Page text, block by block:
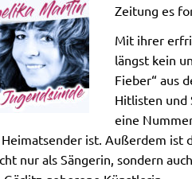
Zeitung es
Mit ihrer
längst kein
Fieber“ aus
Hitlisten und
eine
ist. Außerdem ist
nur als Sängerin, sondern